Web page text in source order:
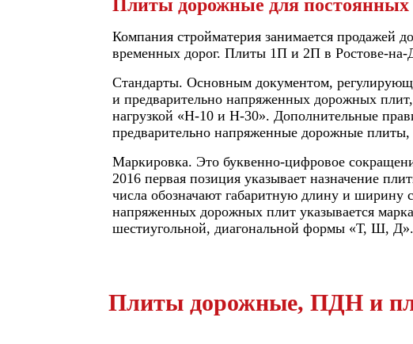
Плиты дорожные для постоянных
Компания стройматерия занимается продажей
временных дорог. Плиты 1П и 2П в Ростове-на-
Стандарты. Основным документом,
и предварительно напряженных дорожных
нагрузкой «Н-10 и Н-30». Дополнительные
предварительно напряженные дорожные
Маркировка. Это буквенно-цифровое
2016 первая позиция указывает назначение
числа обозначают габаритную длину и ширину
напряженных дорожных плит указывается
шестиугольной, диагональной формы «Т, Ш, Д».
Плиты дорожные, ПДН и